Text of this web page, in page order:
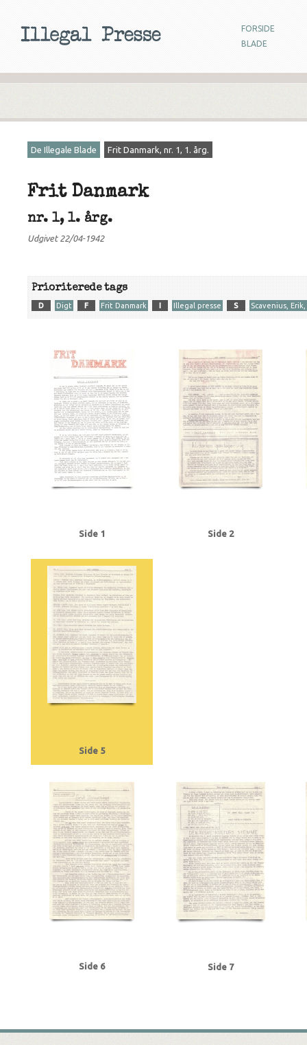
FORSIDE
BLADE
De Illegale Blade Frit Danmark, nr. 1, 1. årg.
Frit Danmark
nr. 1, 1. årg.
Udgivet 22/04-1942
Prioriterede tags
D Digt F Frit Danmark I Illegal presse S Scavenius,
Buhl, Vilhelm, politiker
Christensen, I.C., politiker
Christmas
Dansk Samling
Det konservative Folkeparti Det radikale Venstre
Grundloven
Gøteborg Handels- og Sjøfartstidning H
Hansen, H.C.,
Ikke-Angrebspagt, dansk-tysk
J Japan
Jensen, Alfred,
Kaupisch, Leonard von
Kiel Kirk, Hans, forfatter
Kommunistloven
Larsen, Gunnar, politiker
Moltke, generalstabschef
Nationalbanken
Nationaltidende Nielsen, Martin, politiker
Regiment Nordland
Renthe-Fink, Cecil von Ribbentrop, Joachim von
Schoch, Aage, redaktør
Siam Skandinavien Socialdemokraten
Side 1 Side 2
Side 5
Side 6 Side 7